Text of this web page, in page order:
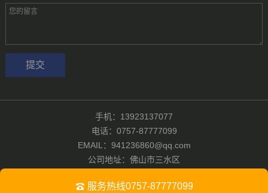
服务热线0757-87777099
手机：13923137077
电话：0757-87777099
EMAIL：941236860@qq.com
公司地址：佛山市三水区
佛山汇彩无纺有限公司|技术支持：佛山浩广网络